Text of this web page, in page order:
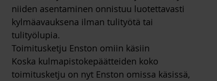
niiden asentaminen onnistuu luotettavasti
kylmäavauksena ilman tulityötä tai
tulityölupia.
Toimitusketju Enston omiin käsiin
Koska kulmapistokepäätteiden koko
toimitusketju on nyt Enston omissa käsissä,